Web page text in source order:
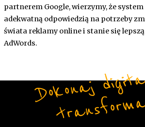
partnerem Google, wierzymy, że system
adekwatną odpowiedzią na potrzeby
świata reklamy online i stanie się
AdWords.